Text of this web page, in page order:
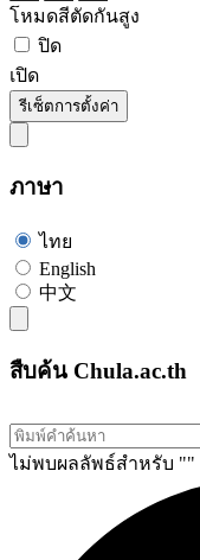
โหมดสีตัดกันสูง
ปิด
เปิด
รีเซ็ตการตั้งค่า
ภาษา
ไทย
English
中文
สืบค้น Chula.ac.th
ไม่พบผลลัพธ์สำหรับ ""